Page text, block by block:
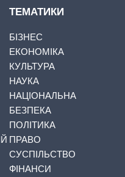
ТЕМАТИКИ
БІЗНЕС
ЕКОНОМІКА
КУЛЬТУРА
НАУКА
НАЦІОНАЛЬНА
БЕЗПЕКА
ПОЛІТИКА
ПРАВО
СУСПІЛЬСТВО
ФІНАНСИ